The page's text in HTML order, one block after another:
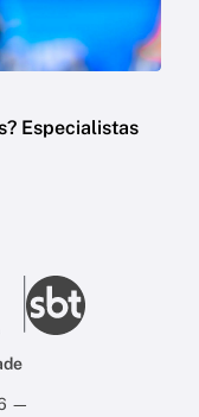
Especialistas
—